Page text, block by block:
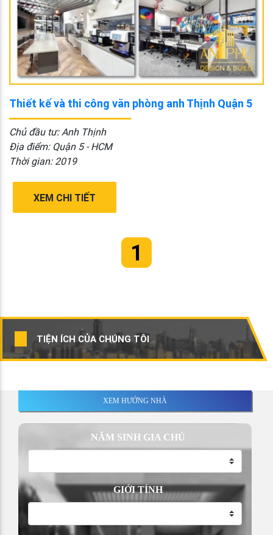
Thiết kế và thi công văn phòng anh Thịnh Quận 5
Chủ đầu tư: Anh Thịnh
Địa điểm: Quận 5 - HCM
Thời gian: 2019
XEM CHI TIẾT
1
TIỆN ÍCH CỦA CHÚNG TÔI
XEM HƯỚNG NHÀ
NĂM SINH GIA CHỦ
GIỚI TÍNH